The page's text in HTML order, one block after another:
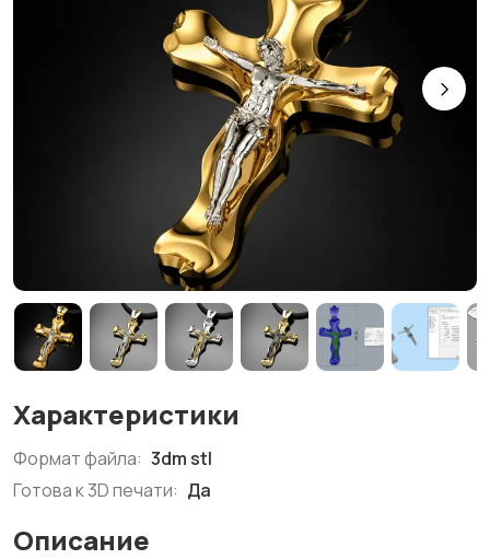
Характеристики
Формат файла: 3dm stl
Готова к 3D печати: Да
Описание